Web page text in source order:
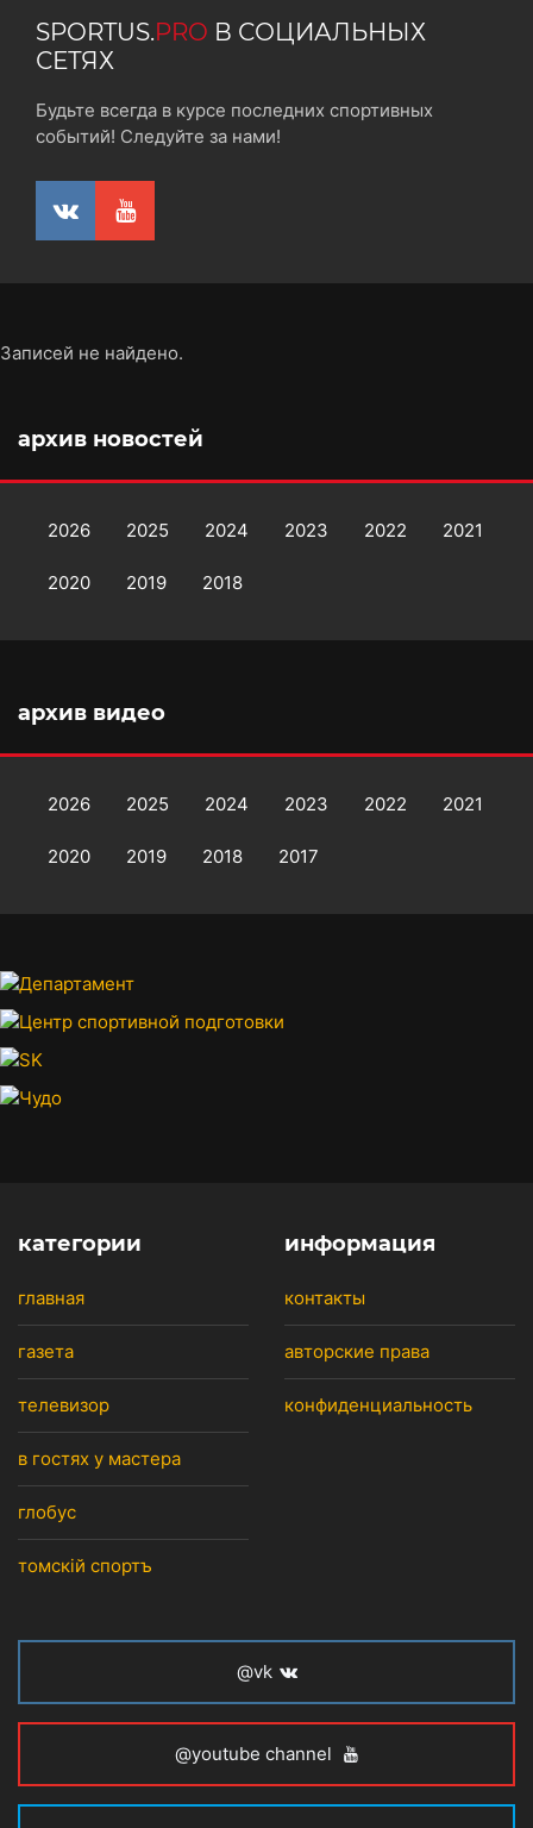
SPORTUS.PRO В СОЦИАЛЬНЫХ
СЕТЯХ
Будьте всегда в курсе последних спортивных
событий! Следуйте за нами!
Записей не найдено.
архив новостей
2026 2025 2024 2023 2022 2021
2020 2019 2018
архив видео
2026 2025 2024 2023 2022 2021
2020 2019 2018 2017
категории
главная
газета
телевизор
в гостях у мастера
глобус
томскiй спортъ
информация
контакты
авторские права
конфиденциальность
@vk
@youtube channel